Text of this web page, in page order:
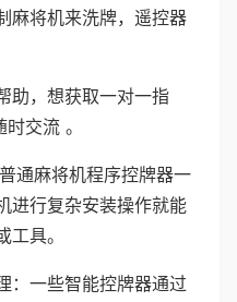
麻将机来洗牌，遥控器
助，想获取一对一指
交流 。
通麻将机程序控牌器一
进行复杂安装操作就能
具。
：一些智能控牌器通过